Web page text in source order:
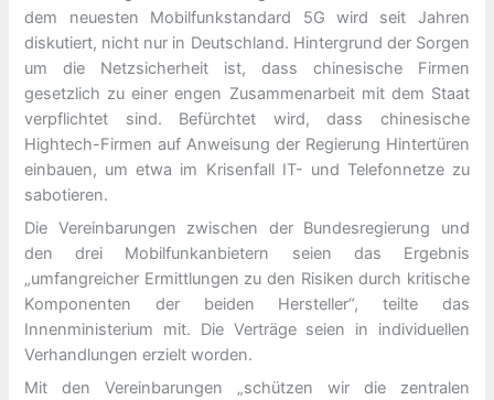
dem neuesten Mobilfunkstandard 5G wird seit Jahren
diskutiert, nicht nur in Deutschland. Hintergrund der Sorgen
um die Netzsicherheit ist, dass chinesische Firmen
gesetzlich zu einer engen Zusammenarbeit mit dem Staat
verpflichtet sind. Befürchtet wird, dass chinesische
Hightech-Firmen auf Anweisung der Regierung Hintertüren
einbauen, um etwa im Krisenfall IT- und Telefonnetze zu
sabotieren.
Die Vereinbarungen zwischen der Bundesregierung und
den drei Mobilfunkanbietern seien das Ergebnis
„umfangreicher Ermittlungen zu den Risiken durch kritische
Komponenten der beiden Hersteller“, teilte das
Innenministerium mit. Die Verträge seien in individuellen
Verhandlungen erzielt worden.
Mit den Vereinbarungen „schützen wir die zentralen